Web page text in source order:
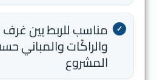
مناسب للربط بين
والراكّات والمباني
المشروع